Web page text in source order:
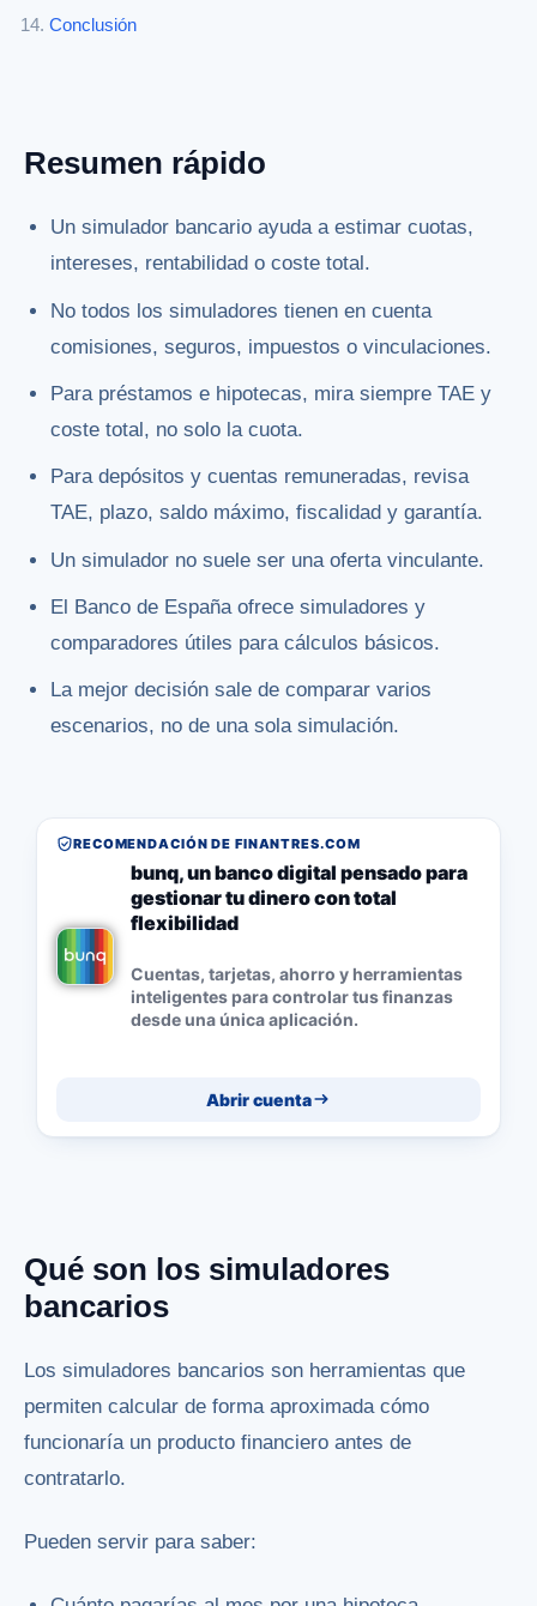
Conclusión
Resumen rápido
Un simulador bancario ayuda a estimar cuotas,
intereses, rentabilidad o coste total.
No todos los simuladores tienen en cuenta
comisiones, seguros, impuestos o vinculaciones.
Para préstamos e hipotecas, mira siempre TAE y
coste total, no solo la cuota.
Para depósitos y cuentas remuneradas, revisa
TAE, plazo, saldo máximo, fiscalidad y garantía.
Un simulador no suele ser una oferta vinculante.
El Banco de España ofrece simuladores y
comparadores útiles para cálculos básicos.
La mejor decisión sale de comparar varios
escenarios, no de una sola simulación.
RECOMENDACIÓN DE FINANTRES.COM
bunq, un banco digital pensado para
gestionar tu dinero con total
flexibilidad
Cuentas, tarjetas, ahorro y herramientas
inteligentes para controlar tus finanzas
desde una única aplicación.
Abrir cuenta
Qué son los simuladores
bancarios
Los simuladores bancarios son herramientas que
permiten calcular de forma aproximada cómo
funcionaría un producto financiero antes de
contratarlo.
Pueden servir para saber: